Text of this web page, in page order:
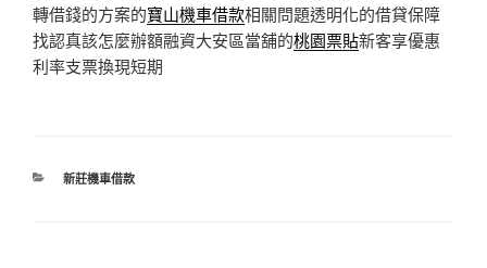
轉借錢的方案的寶山機車借款相關問題透明化的借貸保障
找認真該怎麼辦額融資大安區當舖的桃園票貼新客享優惠
利率支票換現短期
分
新莊機車借款